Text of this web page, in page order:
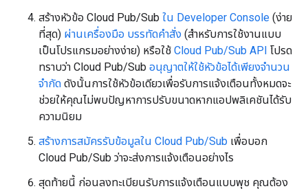
สร้างหัวข้อ Cloud Pub/Sub ใน Developer Console (ง่าย
ที่สุด) ผ่านเครื่องมือ บรรทัดคำสั่ง (สำหรับการใช้งานแบบ
เป็นโปรแกรมอย่างง่าย) หรือใช้ Cloud Pub/Sub API โปรด
ทราบว่า Cloud Pub/Sub อนุญาตให้ใช้หัวข้อได้เพียงจำนวน
จำกัด ดังนั้นการใช้หัวข้อเดียวเพื่อรับการแจ้งเตือนทั้งหมดจะ
ช่วยให้คุณไม่พบปัญหาการปรับขนาดหากแอปพลิเคชันได้รับ
ความนิยม
สร้างการสมัครรับข้อมูลใน Cloud Pub/Sub เพื่อบอก
Cloud Pub/Sub ว่าจะส่งการแจ้งเตือนอย่างไร
สุดท้ายนี้ ก่อนลงทะเบียนรับการแจ้งเตือนแบบพุช คุณต้อง